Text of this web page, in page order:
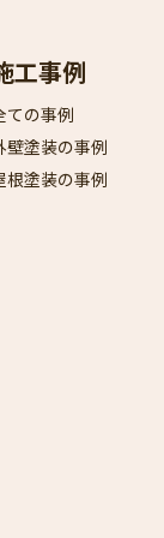
工事例
ての事例
壁塗装の事例
根塗装の事例